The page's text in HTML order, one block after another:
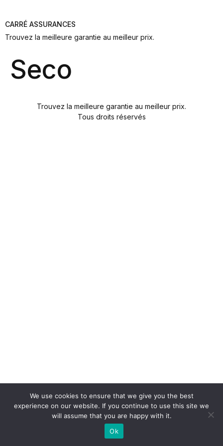
CARRÉ ASSURANCES
Trouvez la meilleure garantie au meilleur prix.
Seco
Trouvez la meilleure garantie au meilleur prix.
Tous droits réservés
We use cookies to ensure that we give you the best
experience on our website. If you continue to use this site we
will assume that you are happy with it.
Ok